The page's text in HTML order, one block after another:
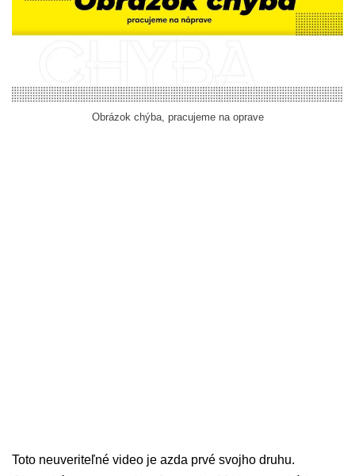
Obrázok chýba, pracujeme na oprave
Toto neuveriteľné video je azda prvé svojho druhu.